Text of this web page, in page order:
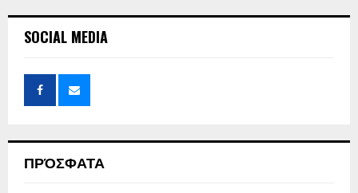
SOCIAL MEDIA
ΠΡΌΣΦΑΤΑ